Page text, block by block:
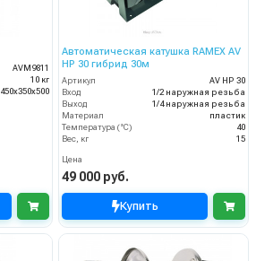
AVM9811
10 кг
450x350x500
Автоматическая катушка RAMEX AV
HP 30 гибрид 30м
Артикул
AV HP 30
Вход
1/2 наружная резьба
Выход
1/4 наружная резьба
Материал
пластик
Температура (°C)
40
Вес, кг
15
Цена
49 000 руб.
Купить